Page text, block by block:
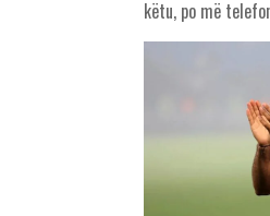
këtu, po më